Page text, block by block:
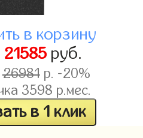
в корзину
21585руб.
26981р. -20%
3598 р.мес.
в 1 клик